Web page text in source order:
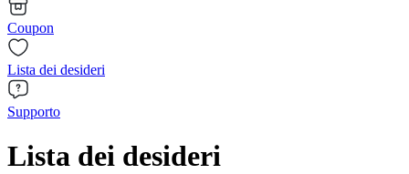
Coupon
Lista dei desideri
Supporto
Lista dei desideri